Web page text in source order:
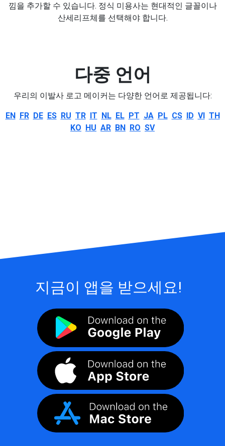
낌을 추가할 수 있습니다. 정식 미용사는 현대적인 글꼴이나
산세리프체를 선택해야 합니다.
다중 언어
우리의 이발사 로고 메이커는 다양한 언어로 제공됩니다:
EN FR DE ES RU TR IT NL EL PT JA PL CS ID VI TH
KO HU AR BN RO SV
지금이 앱을 받으세요!